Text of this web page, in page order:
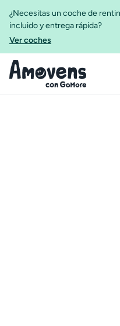
¿Necesitas un coche de
incluido y entrega rápida?
Ver coches